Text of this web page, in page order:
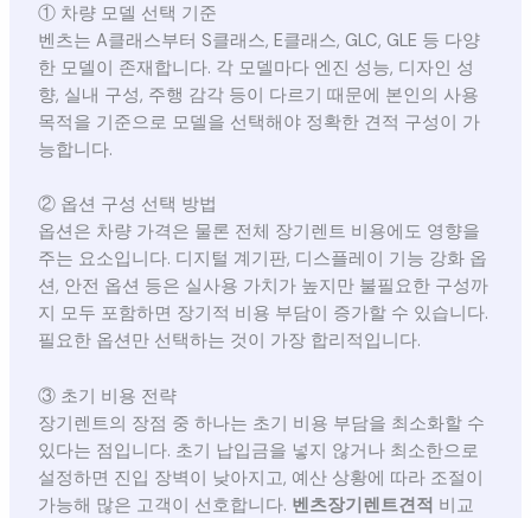
① 차량 모델 선택 기준
벤츠는 A클래스부터 S클래스, E클래스, GLC, GLE 등 다양
한 모델이 존재합니다. 각 모델마다 엔진 성능, 디자인 성
향, 실내 구성, 주행 감각 등이 다르기 때문에 본인의 사용
목적을 기준으로 모델을 선택해야 정확한 견적 구성이 가
능합니다.
② 옵션 구성 선택 방법
옵션은 차량 가격은 물론 전체 장기렌트 비용에도 영향을
주는 요소입니다. 디지털 계기판, 디스플레이 기능 강화 옵
션, 안전 옵션 등은 실사용 가치가 높지만 불필요한 구성까
지 모두 포함하면 장기적 비용 부담이 증가할 수 있습니다.
필요한 옵션만 선택하는 것이 가장 합리적입니다.
③ 초기 비용 전략
장기렌트의 장점 중 하나는 초기 비용 부담을 최소화할 수
있다는 점입니다. 초기 납입금을 넣지 않거나 최소한으로
설정하면 진입 장벽이 낮아지고, 예산 상황에 따라 조절이
가능해 많은 고객이 선호합니다. 벤츠장기렌트견적 비교